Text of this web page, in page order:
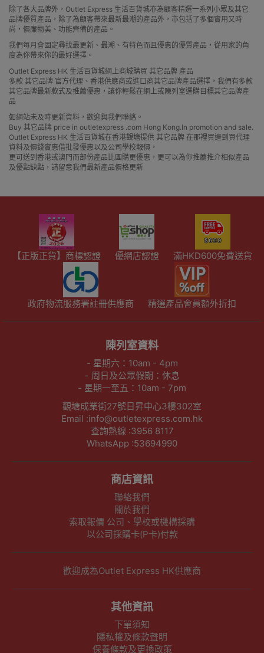
除了各大品牌外，Outlet Express 生活百貨城亦為顧客精選一系列小眾及其它
品牌優質產品，除了為顧客帶來最新最潮的產品外，亦包括了多個實用又時
尚，價廉物美、功能齊備的產品。
我們每月會固定尋找最更新、最潮、有特色而且優惠的優質產品，從用家的角
度為你帶來你的最好選擇。
Outlet Express HK 生活百貨城網上商城購買 其它品牌 產品
多款 其它品牌 官方代理、香港供應商或進口商其它品牌產品選擇，我們有多款
其它品牌最新款式及推薦優惠，讓你輕鬆在網上或陳列室選購目標其它品牌產
品
如網站未及時更新資料，歡迎與我們聯絡。
Buy 其它品牌 price in outletexpress .com Hong Kong.In promotion and sale.
Outlet Express HK 生活百貨城在香港觀塘提供 其它品牌 在那裡買邊到買代理
資料及價錢實惠借批發優惠以及公司學校報價，
更可送到香港或澳門而部份產品比團購更優惠，更可以為你推薦推介相似產品
及優點缺點，請留意我們最新產品價格更新
【正版正貨】商標認證 優網店認證 滿HKD600免費送貨
政府物流服務署註冊供應商 精選產品會員額外折扣
陳列室資料
- 星期六：10am - 4pm
- 周日及公眾假期：休息
- 星期一至五：10am - 7pm
觀塘成業街27號日昇中心3樓302室
Email :info@outletexpress.com.hk
查詢熱線 :3956 8117
WhatsApp :53694990
商店資訊
聯絡我們
關於我們
索取報價 公司、學校或機構採購
以公司採購卡(P卡)付款
歡迎成為Outlet Express HK供應商
其他資訊
下單須知
隱私權及條款聲明
保養條款及更換政策